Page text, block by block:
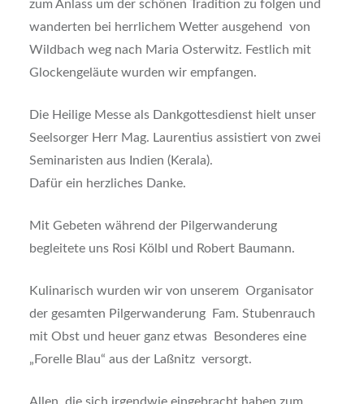
zum Anlass um der schönen Tradition zu folgen und
wanderten bei herrlichem Wetter ausgehend von
Wildbach weg nach Maria Osterwitz. Festlich mit
Glockengeläute wurden wir empfangen.
Die Heilige Messe als Dankgottesdienst hielt unser
Seelsorger Herr Mag. Laurentius assistiert von zwei
Seminaristen aus Indien (Kerala).
Dafür ein herzliches Danke.
Mit Gebeten während der Pilgerwanderung
begleitete uns Rosi Kölbl und Robert Baumann.
Kulinarisch wurden wir von unserem Organisator
der gesamten Pilgerwanderung Fam. Stubenrauch
mit Obst und heuer ganz etwas Besonderes eine
„Forelle Blau“ aus der Laßnitz versorgt.
Allen, die sich irgendwie eingebracht haben zum